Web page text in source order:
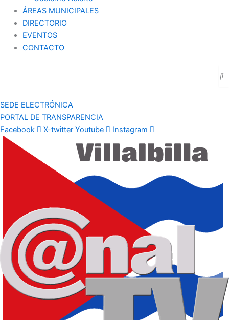
ÁREAS MUNICIPALES
DIRECTORIO
EVENTOS
CONTACTO
SEDE ELECTRÓNICA
PORTAL DE TRANSPARENCIA
Facebook
X-twitter Youtube Instagram